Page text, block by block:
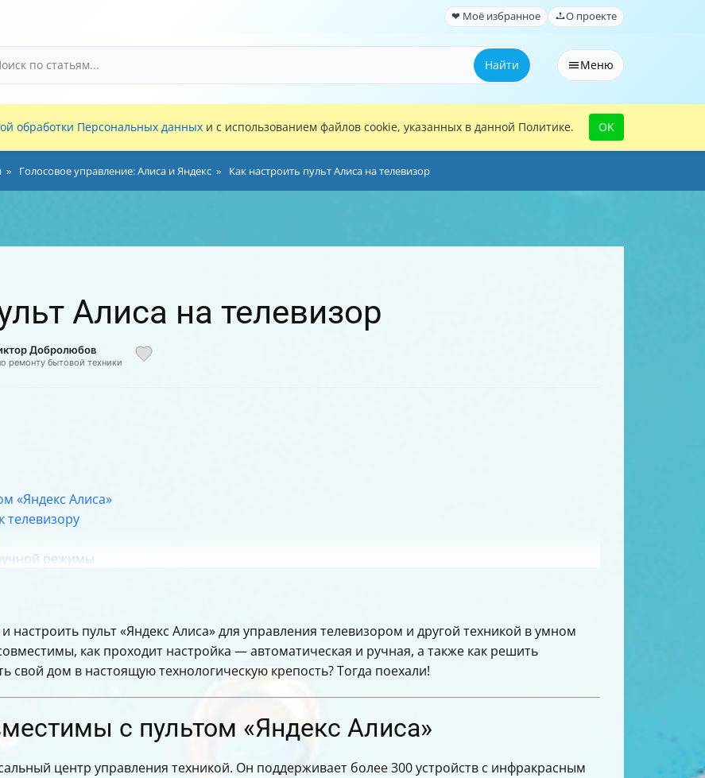
❤ Моё избранное О проекте
Найти Меню
обработки Персональных данных и с использованием файлов cookie, указанных в данной Политике. OK
Голосовое управление: Алиса и Яндекс Как настроить пульт Алиса на телевизор
Алиса на телевизор
Добролюбов
ремонту бытовой техники
«Яндекс Алиса»
телевизору
режимы
«Яндекс Алиса»
Алиса» в умном доме
в приложении
пульта
настроить пульт «Яндекс Алиса» для управления телевизором и другой техникой в умном
как проходит настройка — автоматическая и ручная, а также как решить
дом в настоящую технологическую крепость? Тогда поехали!
с пультом «Яндекс Алиса»
центр управления техникой. Он поддерживает более 300 устройств с инфракрасным